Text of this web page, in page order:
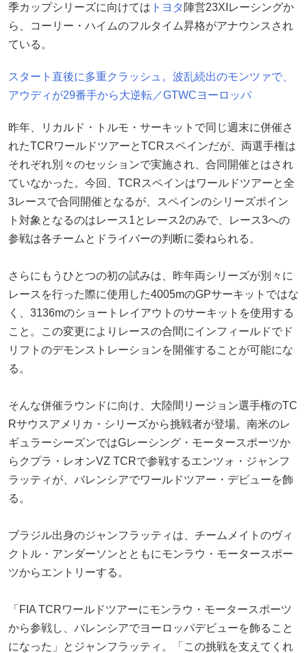
季カップシリーズに向けては トヨタ 陣営23XIレーシングか
ら、コーリー・ハイムのフルタイム昇格がアナウンスされ
ている。
スタート直後に多重クラッシュ。波乱続出のモンツァで、
アウディが29番手から大逆転／GTWCヨーロッパ
昨年、リカルド・トルモ・サーキットで同じ週末に併催さ
れたTCRワールドツアーとTCRスペインだが、両選手権は
それぞれ別々のセッションで実施され、合同開催とはされ
ていなかった。今回、TCRスペインはワールドツアーと全
3レースで合同開催となるが、スペインのシリーズポイン
ト対象となるのはレース1とレース2のみで、レース3への
参戦は各チームとドライバーの判断に委ねられる。
さらにもうひとつの初の試みは、昨年両シリーズが別々に
レースを行った際に使用した4005mのGPサーキットではな
く、3136mのショートレイアウトのサーキットを使用する
こと。この変更によりレースの合間にインフィールドでド
リフトのデモンストレーションを開催することが可能にな
る。
そんな併催ラウンドに向け、大陸間リージョン選手権のTC
Rサウスアメリカ・シリーズから挑戦者が登場。南米のレ
ギュラーシーズンではGレーシング・モータースポーツか
らクプラ・レオンVZ TCRで参戦するエンツォ・ジャンフ
ラッティが、バレンシアでワールドツアー・デビューを飾
る。
ブラジル出身のジャンフラッティは、チームメイトのヴィ
クトル・アンダーソンとともにモンラウ・モータースポー
ツからエントリーする。
「FIA TCRワールドツアーにモンラウ・モータースポーツ
から参戦し、バレンシアでヨーロッパデビューを飾ること
になった」とジャンフラッティ。「この挑戦を支えてくれ